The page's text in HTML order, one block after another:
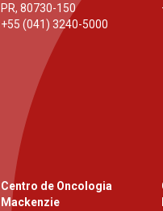
PR,80730-150
+55 (041) 3240-5000
Centro de Oncologia
Mackenzie